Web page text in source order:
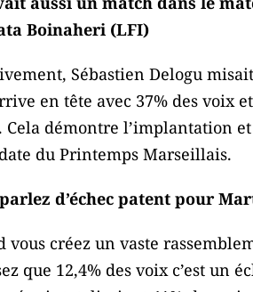
Boinaheri (LFI)
Sébastien Delogu
en tête avec 37% des voix
Cela démontre l’implantation
du Printemps Marseillais.
d’échec patent pour
vous créez un vaste
que 12,4% des voix c’est un